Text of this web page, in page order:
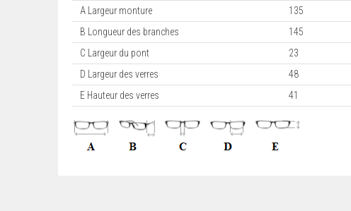
A Largeur monture
135
B Longueur des branches
145
C Largeur du pont
23
D Largeur des verres
48
E Hauteur des verres
41